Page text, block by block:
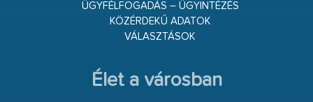
ÜGYFÉLFOGADÁS – ÜGYINTÉZÉS
KÖZÉRDEKŰ ADATOK
VÁLASZTÁSOK
Élet a városban